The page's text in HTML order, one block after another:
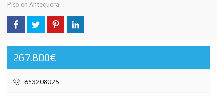
Piso en Antequera
267.800€
653208025